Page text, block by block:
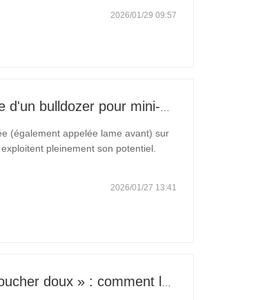
2026/01/29 09:57
(également appelée lame avant) sur
pleinement son potentiel.
2026/01/27 13:41